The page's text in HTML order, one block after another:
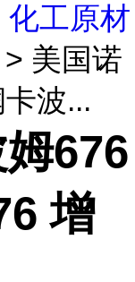
化工原材
> 美国诺
波...
676
增